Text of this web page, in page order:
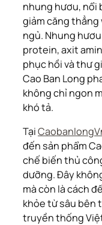
nhung hươu, nổi
giảm căng
ngủ. Nhung
protein, axit
phục hồi và thư
Cao Ban Long
không chỉ ngon
khó tả.
Tại
đến sản phẩm
chế biến thủ
dưỡng. Đây
mà còn là cách
khỏe từ sâu bên
truyền thống